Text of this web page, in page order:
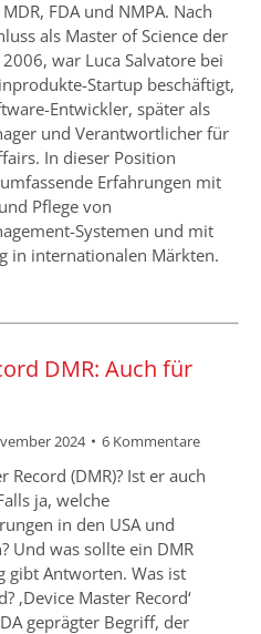
FDA und NMPA. Nach
als Master of Science der
war Luca Salvatore bei
Startup beschäftigt,
Entwickler, später als
und Verantwortlicher für
In dieser Position
Erfahrungen mit
Pflege von
Systemen und mit
in internationalen Märkten.
DMR: Auch für
2024 6 Kommentare
Record (DMR)? Ist er auch
ja, welche
in den USA und
Und was sollte ein DMR
gibt Antworten. Was ist
‚Device Master Record‘
geprägter Begriff, der